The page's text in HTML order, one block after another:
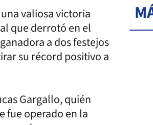
valiosa victoria
que derrotó en el
a dos festejos
su récord positivo a
Gargallo, quién
fue operado en la